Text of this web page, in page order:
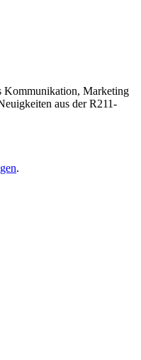
Kommunikation, Marketing
aus der R211-
.